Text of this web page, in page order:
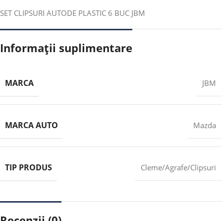
SET CLIPSURI AUTODE PLASTIC 6 BUC JBM
Informații suplimentare
MARCA JBM
MARCA AUTO Mazda
TIP PRODUS Cleme/Agrafe/Clipsuri